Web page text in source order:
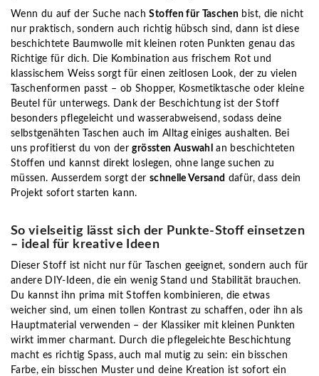
Wenn du auf der Suche nachStoffen für Taschen bist, die nicht
nur praktisch, sondern auch richtig hübsch sind, dann ist diese
beschichtete Baumwolle mit kleinen roten Punkten genau das
Richtige für dich. Die Kombination aus frischem Rot und
klassischem Weiss sorgt für einen zeitlosen Look, der zu vielen
Taschenformen passt – ob Shopper, Kosmetiktasche oder kleine
Beutel für unterwegs. Dank der Beschichtung ist der Stoff
besonders pflegeleicht und wasserabweisend, sodass deine
selbstgenähten Taschen auch im Alltag einiges aushalten. Bei
uns profitierst du von dergrössten Auswahl an beschichteten
Stoffen und kannst direkt loslegen, ohne lange suchen zu
müssen. Ausserdem sorgt der schnelle Versand dafür, dass dein
Projekt sofort starten kann.
So vielseitig lässt sich der Punkte-Stoff einsetzen
– ideal für kreative Ideen
Dieser Stoff ist nicht nur für Taschen geeignet, sondern auch für
andere DIY-Ideen, die ein wenig Stand und Stabilität brauchen.
Du kannst ihn prima mit Stoffen kombinieren, die etwas
weicher sind, um einen tollen Kontrast zu schaffen, oder ihn als
Hauptmaterial verwenden – der Klassiker mit kleinen Punkten
wirkt immer charmant. Durch die pflegeleichte Beschichtung
macht es richtig Spass, auch mal mutig zu sein: ein bisschen
Farbe, ein bisschen Muster und deine Kreation ist sofort ein